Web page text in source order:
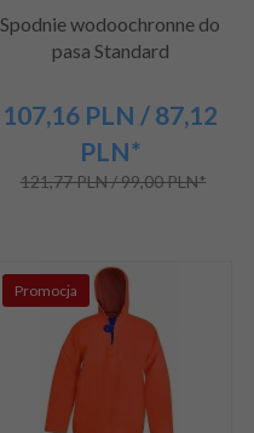
Spodnie wodoochronne do
pasa Standard
107,16 PLN / 87,12
PLN*
121,77 PLN / 99,00 PLN*
Promocja